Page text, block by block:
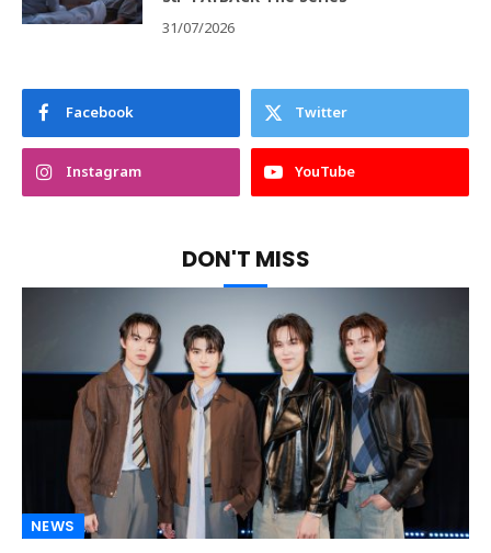
31/07/2026
Facebook Twitter
Instagram YouTube
DON'T MISS
NEWS